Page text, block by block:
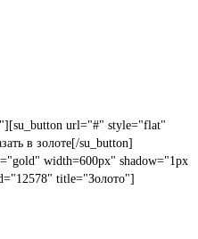
url="#" style="flat"
в золоте[/su_button]
width=600px" shadow="1px
title="Золото"]